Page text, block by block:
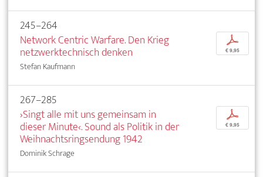
245–264
Network Centric Warfare. Den Krieg
netzwerktechnisch denken
Stefan Kaufmann
p
€ 9,95
267–285
›Singt alle mit uns gemeinsam in
dieser Minute‹. Sound als Politik in der
Weihnachtsringsendung 1942
Dominik Schrage
p
€ 9,95